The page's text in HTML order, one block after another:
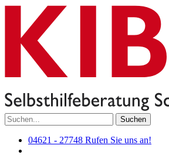
Suchen
04621 - 27748 Rufen Sie uns an!